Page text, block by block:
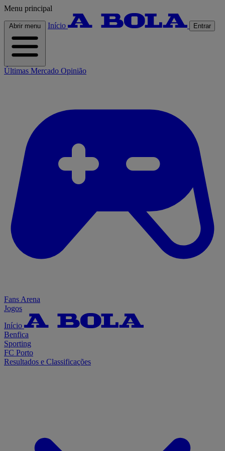
Menu principal
Abrir menu Início Entrar
Últimas Mercado Opinião
Fans Arena
Jogos
Início
Benfica
Sporting
FC Porto
Resultados e Classificações